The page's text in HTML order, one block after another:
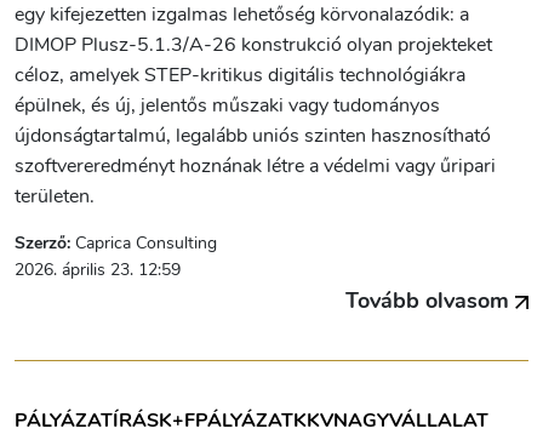
egy kifejezetten izgalmas lehetőség körvonalazódik: a
DIMOP Plusz-5.1.3/A-26 konstrukció olyan projekteket
céloz, amelyek STEP-kritikus digitális technológiákra
épülnek, és új, jelentős műszaki vagy tudományos
újdonságtartalmú, legalább uniós szinten hasznosítható
szoftvereredményt hoznának létre a védelmi vagy űripari
területen.
Szerző: Caprica Consulting
2026. április 23. 12:59
Tovább olvasom
PÁLYÁZATÍRÁSK+FPÁLYÁZATKKVNAGYVÁLLALAT